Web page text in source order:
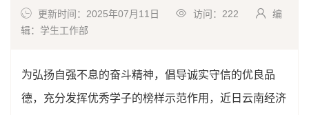
更新时间：2025年07月11日 访问： 222
编
辑：学生工作部
为弘扬自强不息的奋斗精神，倡导诚实守信的优良品
德，充分发挥优秀学子的榜样示范作用，近日云南经济